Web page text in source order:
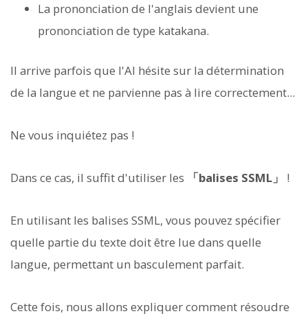
La prononciation de l'anglais devient une
prononciation de type katakana.
Il arrive parfois que l'AI hésite sur la détermination
de la langue et ne parvienne pas à lire correctement...
Ne vous inquiétez pas !
Dans ce cas, il suffit d'utiliser les 「balises SSML」 !
En utilisant les balises SSML, vous pouvez spécifier
quelle partie du texte doit être lue dans quelle
langue, permettant un basculement parfait.
Cette fois, nous allons expliquer comment résoudre